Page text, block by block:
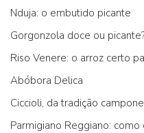
Nduja: o embutido picante
Gorgonzola doce ou
Riso Venere: o arroz certo
Abóbora Delica
Ciccioli, da tradição
Parmigiano Reggiano: